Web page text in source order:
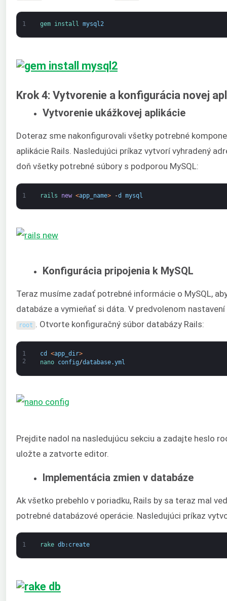
1 gem install mysql2
Krok 4: Vytvorenie a konfigurácia novej
Vytvorenie ukážkovej aplikácie
Doteraz sme nakonfigurovali všetky potrebné
aplikácie Rails. Nasledujúci príkaz vytvorí vyhradený
doň všetky potrebné súbory s podporou MySQL:
1 rails new <app_name> -d mysql
Konfigurácia pripojenia k MySQL
Teraz musíme zadať potrebné informácie o MySQL,
databáze a vymieňať si dáta. V predvolenom nastavení
root . Otvorte konfiguračný súbor databázy Rails:
1
2
cd <app_dir>
nano config/database.yml
Prejdite nadol na nasledujúcu sekciu a zadajte heslo
uložte a zatvorte editor.
Implementácia zmien v databáze
Ak všetko prebehlo v poriadku, Rails by sa teraz mal
potrebné databázové operácie. Nasledujúci príkaz
1 rake db: create